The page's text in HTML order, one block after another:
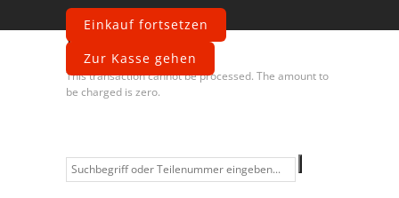
Einkauf fortsetzen
Zur Kasse gehen
Fehler
This transaction cannot be processed. The amount to
be charged is zero.
Kontakt
Allgemeine